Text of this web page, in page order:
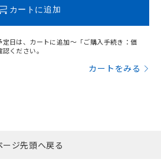
カートに追加
日は、カートに追加～「ご購入手続き：価
ください。
カートをみる
ージ先頭へ戻る